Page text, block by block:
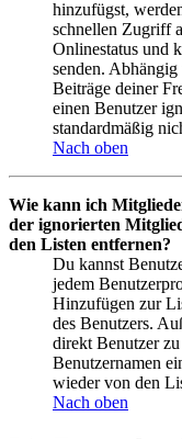
hinzufügst,
schnellen Zugriff
Onlinestatus und
senden.
Beiträge deiner
einen Benutzer
standardmäßig
Nach oben
Wie kann ich
der ignorierten
den Listen entfernen?
Du kannst
jedem
Hinzufügen zur
des Benutzers.
direkt Benutzer
Benutzernamen
wieder von den
Nach oben